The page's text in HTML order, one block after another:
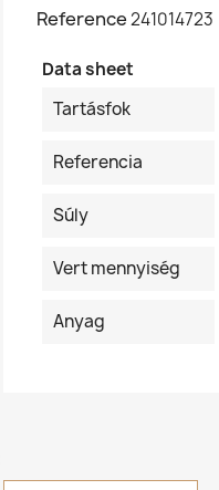
Reference241014723
Data sheet
Tartásfok
Referencia
Súly
Vert mennyiség
Anyag